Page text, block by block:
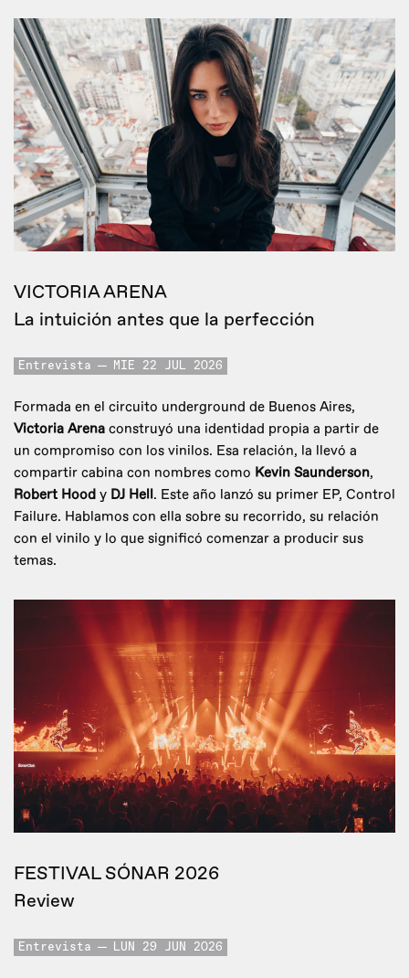
VICTORIA ARENA
La intuición antes que la perfección
Entrevista MIE 22 JUL 2026
Formada en el circuito underground de Buenos Aires,
Victoria Arena construyó una identidad propia a partir de
un compromiso con los vinilos. Esa relación, la llevó a
compartir cabina con nombres como Kevin Saunderson,
Robert Hood y DJ Hell. Este año lanzó su primer EP, Control
Failure. Hablamos con ella sobre su recorrido, su relación
con el vinilo y lo que significó comenzar a producir sus
temas.
FESTIVAL SÓNAR 2026
Review
Entrevista LUN 29 JUN 2026